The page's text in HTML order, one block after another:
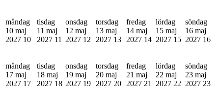
måndag
10 maj
2027 10
tisdag
11 maj
2027 11
onsdag
12 maj
2027 12
torsdag
13 maj
2027 13
fredag
14 maj
2027 14
lördag
15 maj
2027 15
söndag
16 maj
2027 16
måndag
17 maj
2027 17
tisdag
18 maj
2027 18
onsdag
19 maj
2027 19
torsdag
20 maj
2027 20
fredag
21 maj
2027 21
lördag
22 maj
2027 22
söndag
23 maj
2027 23